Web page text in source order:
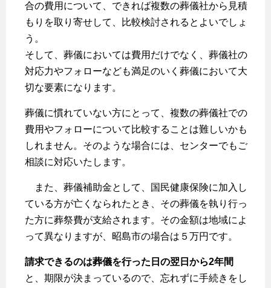
合の費用について、できれば複数の葬儀社から見積
もりを取り寄せして、比較検討されるとよいでしょ
う。
そして、葬儀においては費用だけでなく、葬儀社の
対応力やフォローなども満足のいく葬儀において大
切な要素になります。
葬儀に慣れていない方にとって、複数の葬儀社での
費用やフォローについて比較することは難しいかも
しれません。そのような場合には、センターでもご
相談に対応いたします。
また、葬儀補助金として、国民健康保険に加入し
ている方が亡くなられたとき、その葬儀を執り行っ
た方に葬祭費が支給されます。その金額は地域によ
って異なりますが、昭島市の場合は５万円です。
請求できるのは葬儀を行った日の翌日から2年間
と、期限が決まっているので、忘れずに手続きをし